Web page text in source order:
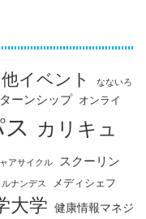
イベント
なないろ
ーンシップ オンライ
カリキュ
アサイクル
スクーリン
ルナンデス メディシェフ
大学 健康情報マネジ